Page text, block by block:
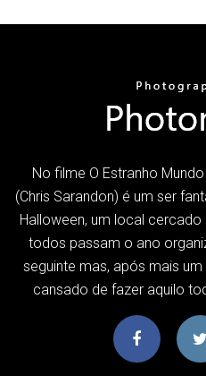
No filme O Estranho
(Chris Sarandon) é um ser
Halloween, um local
todos passam o ano
seguinte mas, após mais
cansado de fazer aquilo